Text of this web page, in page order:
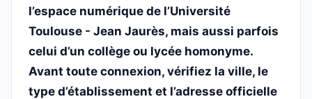
l’espace numérique de l’Université
Toulouse - Jean Jaurès, mais aussi parfois
celui d’un collège ou lycée homonyme.
Avant toute connexion, vérifiez la ville, le
type d’établissement et l’adresse officielle